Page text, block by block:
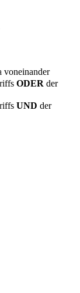
voneinander
ODER der
UND der